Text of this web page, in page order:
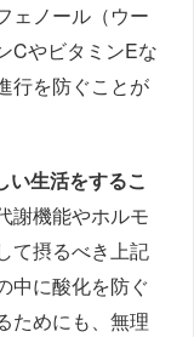
ェノール（ウー
CやビタミンEな
行を防ぐことが
い生活をするこ
謝機能やホルモ
て摂るべき上記
中に酸化を防ぐ
ためにも、無理